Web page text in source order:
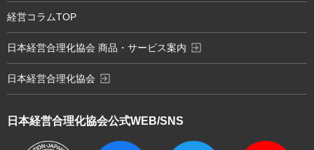
日本経営合理化協会公式WEB/SNS
経営コラムTOP
日本経営合理化協会 商品・サービス案内 exit_to_app
日本経営合理化協会 exit_to_app